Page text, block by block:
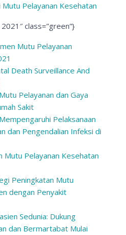
Pelayanan Kesehatan
class=”green”}
Mutu Pelayanan
Death Surveillance And
Pelayanan dan Gaya
Sakit
Pelaksanaan
dan Pengendalian Infeksi di
Mutu Pelayanan Kesehatan
Peningkatan Mutu
dengan Penyakit
Sedunia: Dukung
dan Bermartabat Mulai